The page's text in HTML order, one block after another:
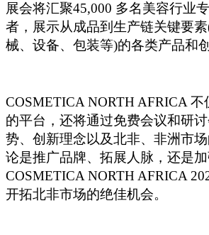
展会将汇聚45,000 多名美容行业
者，展示从成品到生产链关键要
械、设备、包装等)的各类产品和
COSMETICA NORTH AFRICA不
的平台，还将通过免费会议和研
势、创新理念以及北非、非洲市
论是推广品牌、拓展人脉，还是加
COSMETICA NORTH AFRICA
开拓北非市场的绝佳机会。